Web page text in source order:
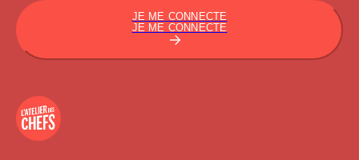
JE ME CONNECTE
JE ME CONNECTE